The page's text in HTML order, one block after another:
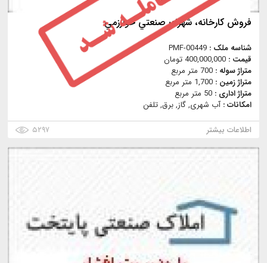
فروش كارخانه، شهرك صنعتي خوارزمي
شناسه ملک : PMF-00449
قیمت : 400,000,000 تومان
متراژ سوله : 700 متر مربع
متراژ زمین : 1,700 متر مربع
متراژ اداری : 50 متر مربع
امکانات :آب شهری, گاز, برق, تلفن
اطلاعات بیشتر
۵۲۹۷